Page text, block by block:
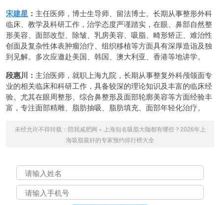
宋建星 ： 主任医师，博士生导师、留法博士。长期从事整形外科
临床、教学及科研工作，治学态度严谨踏实，在眼、鼻部自然整
形美容、面部改型、除皱、乳房美容、吸脂、畸形矫正、难治性
创面及复杂性体表肿瘤治疗、组织移植等方面具有深厚造诣及独
到见解。多次应邀赴美国、韩国、澳大利亚、香港等地讲学。
段惠川： 主治医师，就职上海九院，长期从事整复外科颅颌面专
业的相关临床和科研工作，具备较深的理论知识及丰富的临床经
验。尤其在眼周整形、综合鼻整形及面部轮廓美容等方面经验丰
富，专注面部精雕、脂肪抽吸、脂肪填充、面部年轻化治疗。
未经允许不得转载： 陪我减肥网 » 上海知名吸脂大咖都有哪些？2026年上
海吸脂最好的专家预约排行榜大全